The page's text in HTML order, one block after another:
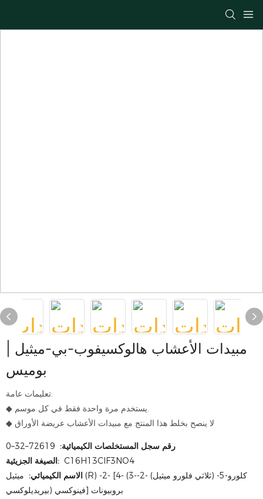
مبيدات الأعشاب هالوكسيفوب-بي-ميثيل |
بوميس
تعليمات عامة:
◆ يستخدم مرة واحدة فقط في كل موسم.
◆ لا ينصح بخلط هذا المنتج مع مبيدات الأعشاب عريضة الأوراق
رقم سجل المستخلصات الكيميائية:
الصيغة الجزيئية: C16H13ClF3NO4
الاسم الكيميائي: ميثيل (R) -2- [4- (3-كلورو-5- (ثلاثي فلورو ميثيل) -2-
بيريديلوكسي) فينوكسي] بروبيونات